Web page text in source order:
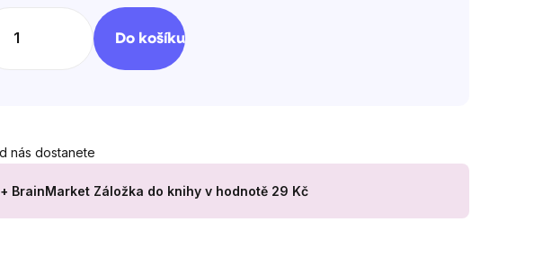
nás dostanete
+ BrainMarket Záložka do knihy v hodnotě 29 Kč
cena:
Do košíku